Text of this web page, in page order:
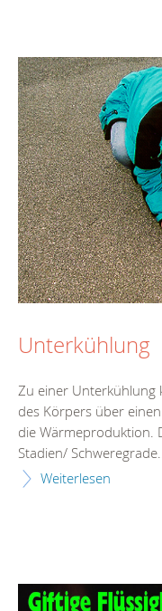
Unterkühlung
Zu einer Unterkühlung
des Körpers über
die Wärmeproduktion.
Stadien/
Weiterlesen